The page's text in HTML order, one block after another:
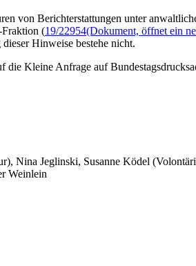
von Berichterstattungen unter
(19/22954(Dokument, öffnet ein
Hinweise bestehe nicht.
Kleine Anfrage auf
Nina Jeglinski, Susanne Ködel
Weinlein